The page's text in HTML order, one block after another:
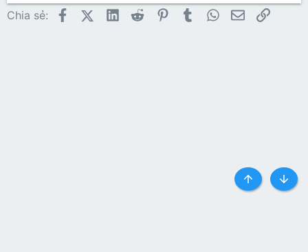
Chia sẻ: FacebookX (Twitter)
LinkedInReddit Pinterest
TumblrWhatsApp
EmailLink
Top